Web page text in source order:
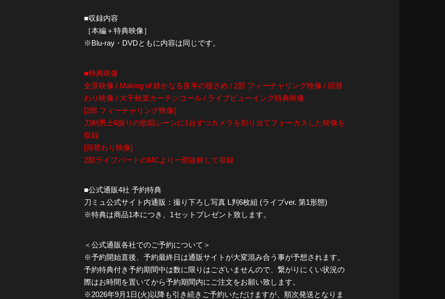
■収録内容
［本編＋特典映像］
※Blu-ray・DVDともに内容は同じです。
■特典映像
全景映像 / Making of 静かなる夜半の寝ざめ / 2部 フィーチャリング映像 / 回替
わり映像 / 大千秋楽カーテンコール / ライブビューイング特典映像
[2部 フィーチャリング映像]
刀剣男士6振りの歌唱シーンに1台ずつカメラを割り当てフォーカスした映像を
収録
[回替わり映像]
2部ライブパートのMCより一部抜粋して収録
■公式通販4社 予約特典
刀ミュ公式サイト内通販：撮り下ろし写真 L判6枚組 (ライブver. 第1形態)
※特典は商品1本につき、1セットプレゼント致します。
＜公式通販各社でのご予約について＞
※予約開始直後、予約最終日は通販サイトが大変混み合う事が予想されます。
予約特典付き予約期間中は数に限りはございませんので、繋がりにくい状況の
際はお時間を置いてから予約期間内にご注文をお願い致します。
※2026年9月1日(火)以降も引き続きご予約いただけますが、順次発送となりま